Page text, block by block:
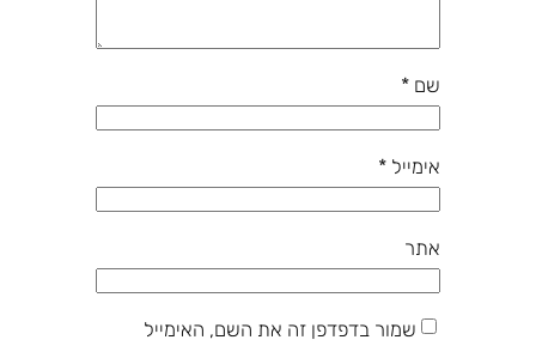
שם *
אימייל *
אתר
שמור בדפדפן זה את השם, האימייל